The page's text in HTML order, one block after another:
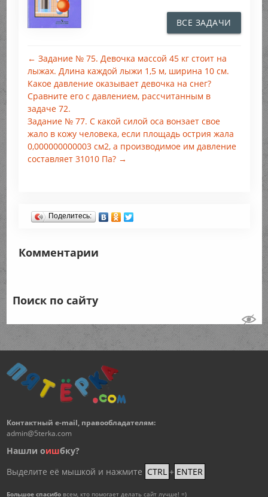
ВСЕ ЗАДАЧИ
← Задание № 75. Девочка массой 45 кг стоит на
лыжах. Длина каждой лыжи 1,5 м, ширина 10 см.
Какое давление оказывает девочка на снег?
Сравните его с давлением, рассчитанным в
задаче 72.
Задание № 77. С какой силой оса вонзает свое
жало в кожу человека, если площадь острия жала
0,000000000003 см2, а производимое им давление
составляет 31010 Па? →
Поделитесь:
Комментарии
Поиск по сайту
Контактный e-mail, правообладателям:
admin@5terka.com
Нашли оишбку?
Выделите её мышкой и нажмите CTRL + ENTER
Большое спасибовсем, кто помогает делать сайт лучше! =)